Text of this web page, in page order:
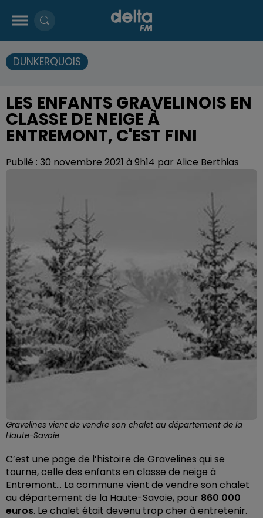
DUNKERQUOIS
LES ENFANTS GRAVELINOIS EN
CLASSE DE NEIGE À
ENTREMONT, C'EST FINI
Publié : 30 novembre 2021 à 9h14 par Alice Berthias
Gravelines vient de vendre son chalet au département de la
Haute-Savoie
C’est une page de l’histoire de Gravelines qui se
tourne, celle des enfants en classe de neige à
Entremont… La commune vient de vendre son chalet
au département de la Haute-Savoie, pour 860 000
euros. Le chalet était devenu trop cher à entretenir.